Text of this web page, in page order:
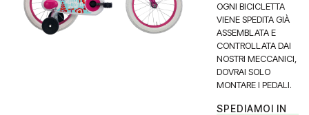
OGNI BICICLETTA
VIENE SPEDITA GIÀ
ASSEMBLATA E
CONTROLLATA DAI
NOSTRI MECCANICI,
DOVRAI SOLO
MONTARE I PEDALI.
SPEDIAMOI IN